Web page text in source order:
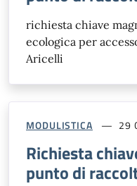
richiesta chiave
ecologica per
Aricelli
MODULISTICA 29
Richiesta
punto di